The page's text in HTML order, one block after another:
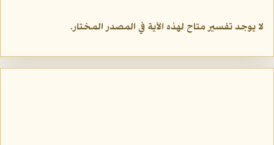
لا يوجد تفسير متاح لهذه الآية في المصدر المختار.